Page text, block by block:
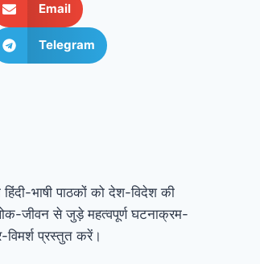
Email
Telegram
भाषी पाठकों को देश-विदेश की
जीवन से जुड़े महत्वपूर्ण घटनाक्रम-
विमर्श प्रस्तुत करें।